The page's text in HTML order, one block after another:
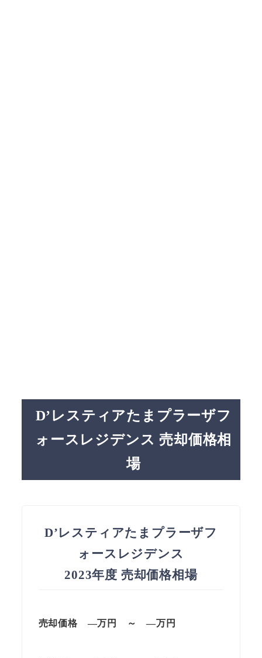
D’レスティアたまプラーザフ
ォースレジデンス 売却価格相
場
D’レスティアたまプラーザフ
ォースレジデンス
2023年度 売却価格相場
売却価格 —万円 ～ —万円